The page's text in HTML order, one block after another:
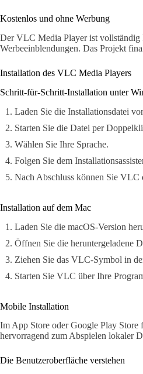
Kostenlos und ohne Werbung
Der VLC Media Player ist vollständig
Werbeeinblendungen. Das Projekt
Installation des VLC Media Players
Schritt-für-Schritt-Installation unter
Laden Sie die Installationsdatei
Starten Sie die Datei per
Wählen Sie Ihre Sprache.
Folgen Sie dem
Nach Abschluss können Sie VLC
Installation auf dem Mac
Laden Sie die macOS-Version
Öffnen Sie die heruntergeladene
Ziehen Sie das VLC-Symbol in
Starten Sie VLC über Ihre
Mobile Installation
Im App Store oder Google Play
hervorragend zum Abspielen lokaler
Die Benutzeroberfläche verstehen